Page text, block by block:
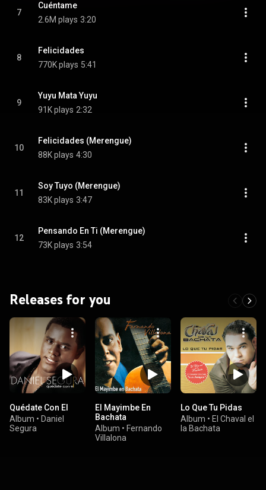
7
Cuéntame
2.6M plays 3:20
8
Felicidades
770K plays 5:41
9
Yuyu Mata Yuyu
91K plays 2:32
10
Felicidades (Merengue)
88K plays 4:30
11
Soy Tuyo (Merengue)
83K plays 3:47
12
Pensando En Ti (Merengue)
73K plays 3:54
Releases for you
Quédate Con El
Album • Daniel
Segura
El Mayimbe En
Bachata
Album • Fernando
Villalona
Lo Que Tu Pidas
Album • El Chaval el
la Bachata